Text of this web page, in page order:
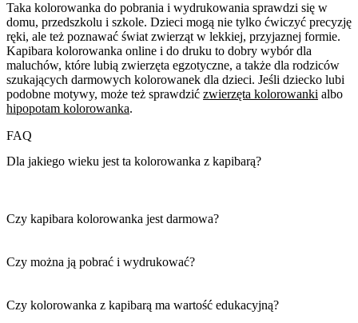
Taka kolorowanka do pobrania i wydrukowania sprawdzi się w
domu, przedszkolu i szkole. Dzieci mogą nie tylko ćwiczyć precyzję
ręki, ale też poznawać świat zwierząt w lekkiej, przyjaznej formie.
Kapibara kolorowanka online i do druku to dobry wybór dla
maluchów, które lubią zwierzęta egzotyczne, a także dla rodziców
szukających darmowych kolorowanek dla dzieci. Jeśli dziecko lubi
podobne motywy, może też sprawdzić zwierzęta kolorowanki albo
hipopotam kolorowanka.
FAQ
Dla jakiego wieku jest ta kolorowanka z kapibarą?
Czy kapibara kolorowanka jest darmowa?
Czy można ją pobrać i wydrukować?
Czy kolorowanka z kapibarą ma wartość edukacyjną?